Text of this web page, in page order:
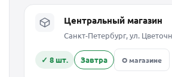
Центральный магазин
Санкт-Петербург, ул.
✓ 8 шт. Завтра О магазине